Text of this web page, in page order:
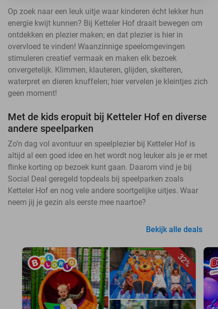
Op zoek naar een leuk uitje waar kinderen écht lekker hun
energie kwijt kunnen? Bij Ketteler Hof draait bewegen om
ontdekken en plezier maken; en dat plezier is hier in
overvloed te vinden! Waanzinnige speelomgevingen
stimuleren creatief vermaak en maken elk bezoek
onvergetelijk. Klimmen, klauteren, glijden, skelteren,
waterpret en dieren knuffelen; hier vervelen je kleintjes zich
geen moment!
Met de kids eropuit bij Ketteler Hof en diverse
andere speelparken
Zo’n dag vol avontuur en speelplezier bij Ketteler Hof is
altijd al een goed idee en het wordt nog leuker als je er met
flinke korting op bezoek kunt gaan. Daarom vind je bij
Social Deal geregeld topdeals bij speelparken zoals
Ketteler Hof en nog vele andere soortgelijke uitjes. Waar
neem jij je gezin als eerste mee naartoe?
Bekijk alle deals
32%